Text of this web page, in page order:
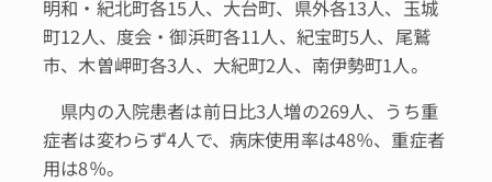
明和・紀北町各15人、大台町、県外各13人、玉城
町12人、度会・御浜町各11人、紀宝町5人、尾鷲
市、木曽岬町各3人、大紀町2人、南伊勢町1人。
県内の入院患者は前日比3人増の269人、うち重
症者は変わらず4人で、病床使用率は48％、重症者
用は8％。